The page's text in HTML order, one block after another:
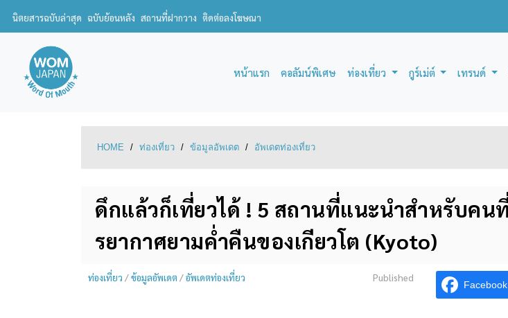
นิตยสารฉบับล่าสุด ฉบับย้อนหลัง สถานที่ฝากวาง ติดต่อลงโฆษณา
หน้าแรก คอลัมน์พิเศษ ท่องเที่ยว กูร์เม่ต์ เทรนด์
HOME / ท่องเที่ยว / ข้อมูลอัพเดต / อัพเดตท่องเที่ยว
ดึกแล้วก็เที่ยวได้ ! 5 สถานที่แนะนำสำหรับคน
รยากาศยามค่ำคืนของเกียวโต (Kyoto)
ท่องเที่ยว /ข้อมูลอัพเดต /อัพเดตท่องเที่ยว Published
Facebook